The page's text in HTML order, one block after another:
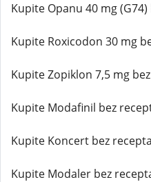
Kupite Opanu 40 mg
Kupite Roxicodon 30 mg
Kupite Zopiklon 7,5 mg
Kupite Modafinil bez
Kupite Koncert bez recepta
Kupite Modaler bez